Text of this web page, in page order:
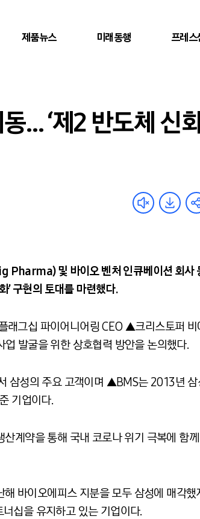
제품뉴스 미래동행 프레스
… ‘제2 반도체 신
Pharma) 및 바이오 벤처 인큐베이션 회사
’ 구현의 토대를 마련했다.
래그십 파이어니어링CEO▲크리스토퍼 비
발굴을 위한 상호협력 방안을 논의했다.
삼성의 주요 고객이며 ▲BMS는2013년
기업이다.
계약을 통해 국내 코로나 위기 극복에 함께
해 바이오에피스 지분을 모두 삼성에 매각했
십을 유지하고 있는 기업이다.